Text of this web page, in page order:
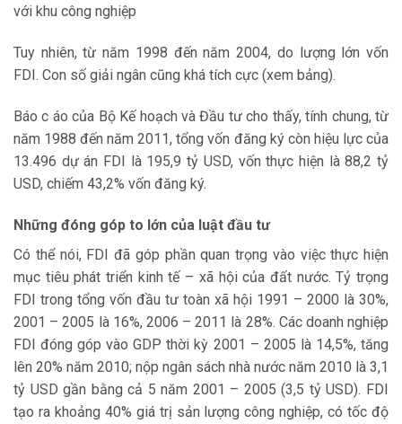
với khu công nghiệp
Tuy nhiên, từ năm 1998 đến năm 2004, do lượng lớn vốn
FDI. Con số giải ngân cũng khá tích cực (xem bảng).
Báo c áo của Bộ Kế hoạch và Đầu tư cho thấy, tính chung, từ
năm 1988 đến năm 2011, tổng vốn đăng ký còn hiệu lực của
13.496 dự án FDI là 195,9 tỷ USD, vốn thực hiện là 88,2 tỷ
USD, chiếm 43,2% vốn đăng ký.
Những đóng góp to lớn của luật đầu tư
Có thể nói, FDI đã góp phần quan trọng vào việc thực hiện
mục tiêu phát triển kinh tế – xã hội của đất nước. Tỷ trọng
FDI trong tổng vốn đầu tư toàn xã hội 1991 – 2000 là 30%,
2001 – 2005 là 16%, 2006 – 2011 là 28%. Các doanh nghiệp
FDI đóng góp vào GDP thời kỳ 2001 – 2005 là 14,5%, tăng
lên 20% năm 2010; nộp ngân sách nhà nước năm 2010 là 3,1
tỷ USD gần bằng cả 5 năm 2001 – 2005 (3,5 tỷ USD). FDI
tạo ra khoảng 40% giá trị sản lượng công nghiệp, có tốc độ